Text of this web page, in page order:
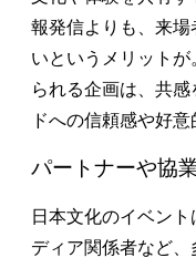
報発信よりも、来
いというメリット
られる企画は、共
ドへの信頼感や好
パートナーや協
日本文化のイベン
ディア関係者など